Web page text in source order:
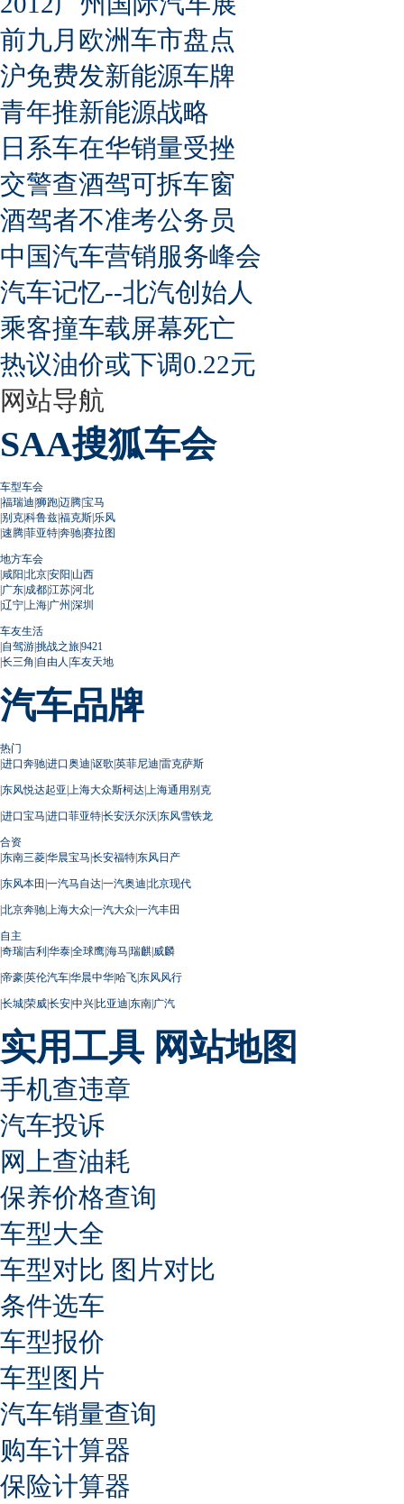
前九月欧洲车市盘点
沪免费发新能源车牌
青年推新能源战略
日系车在华销量受挫
交警查酒驾可拆车窗
酒驾者不准考公务员
中国汽车营销服务峰会
汽车记忆--北汽创始人
乘客撞车载屏幕死亡
热议油价或下调0.22元
网站导航
SAA搜狐车会
车型车会
|福瑞迪|狮跑|迈腾|宝马
|别克|科鲁兹|福克斯|乐风
|速腾|菲亚特|奔驰|赛拉图
地方车会
|咸阳|北京|安阳|山西
|广东|成都|江苏|河北
|辽宁| 上海|广州 |深圳
车友生活
|自驾游|挑战之旅|9421
|长三角 |自由人 |车友天地
汽车品牌
热门
|进口奔驰|进口奥迪|讴歌|英菲尼迪|雷克萨斯
|东风悦达起亚| 上海大众斯柯达| 上海通用别克
|进口宝马|进口菲亚特|长安沃尔沃|东风雪铁龙
合资
|东南三菱|华晨宝马|长安福特|东风日产
|东风本田 |一汽马自达|一汽奥迪|北京现代
|北京奔驰| 上海大众|一汽大众|一汽丰田
自主
|奇瑞|吉利|华泰|全球鹰|海马|瑞麒|威麟
|帝豪|英伦汽车|华晨中华|哈飞|东风风行
|长城|荣威|长安|中兴|比亚迪|东南|广汽
实用工具 网站地图
手机查违章
汽车投诉
网上查油耗
保养价格查询
车型大全
车型对比 图片对比
条件选车
车型报价
车型图片
汽车销量查询
购车计算器
保险计算器